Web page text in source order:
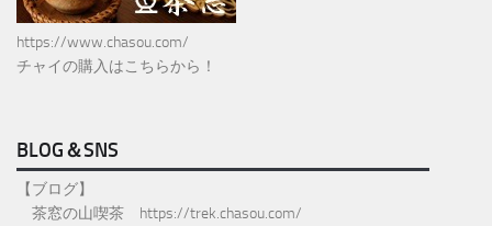
https://www.chasou.com/
チャイの購入はこちらから！
BLOG＆SNS
【ブログ】
茶窓の山喫茶 https://trek.chasou.com/